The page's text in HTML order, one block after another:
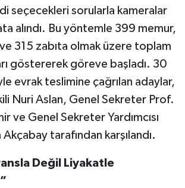
seçecekleri sorularla kameralar
alındı. Bu yöntemle 399 memur,
315 zabıta olmak üzere toplam
göstererek göreve başladı. 30
evrak teslimine çağrılan adaylar,
Nuri Aslan, Genel Sekreter Prof.
ve Genel Sekreter Yardımcısı
tarafından karşılandı.
Değil Liyakatle